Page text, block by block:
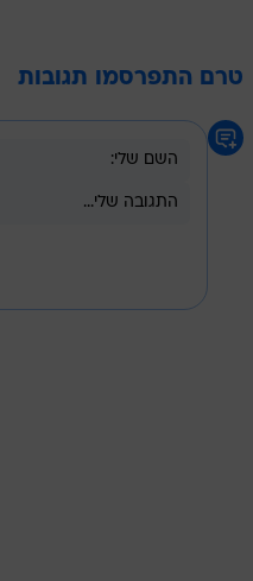
טרם התפרסמו תגובות